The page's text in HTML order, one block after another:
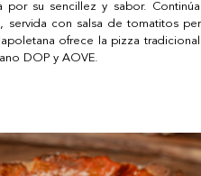
su sencillez y sabor.
servida con salsa de tomatitos
ofrece la pizza
DOP y AOVE.